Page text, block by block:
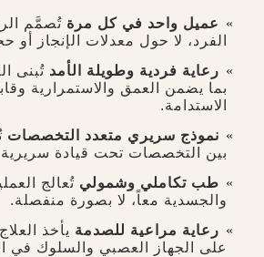
عميل واحد في كل مرة تُصمَّم
الفرد، لا حول معدلات الإنجاز أو
رعاية فردية وطويلة الأمد تُبنى
بما يضمن العمق والاستمرارية
الاستدامة.
نموذج سريري متعدد التخصصات
بين التخصصات تحت قيادة
طب تكاملي وشمولي تُعالج
والجسدية معاً، لا بصورة منفصلة.
رعاية مراعية للصدمة يأخذ
على الجهاز العصبي والسلوك في